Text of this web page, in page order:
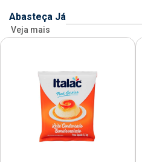
Abasteça Já
Veja mais